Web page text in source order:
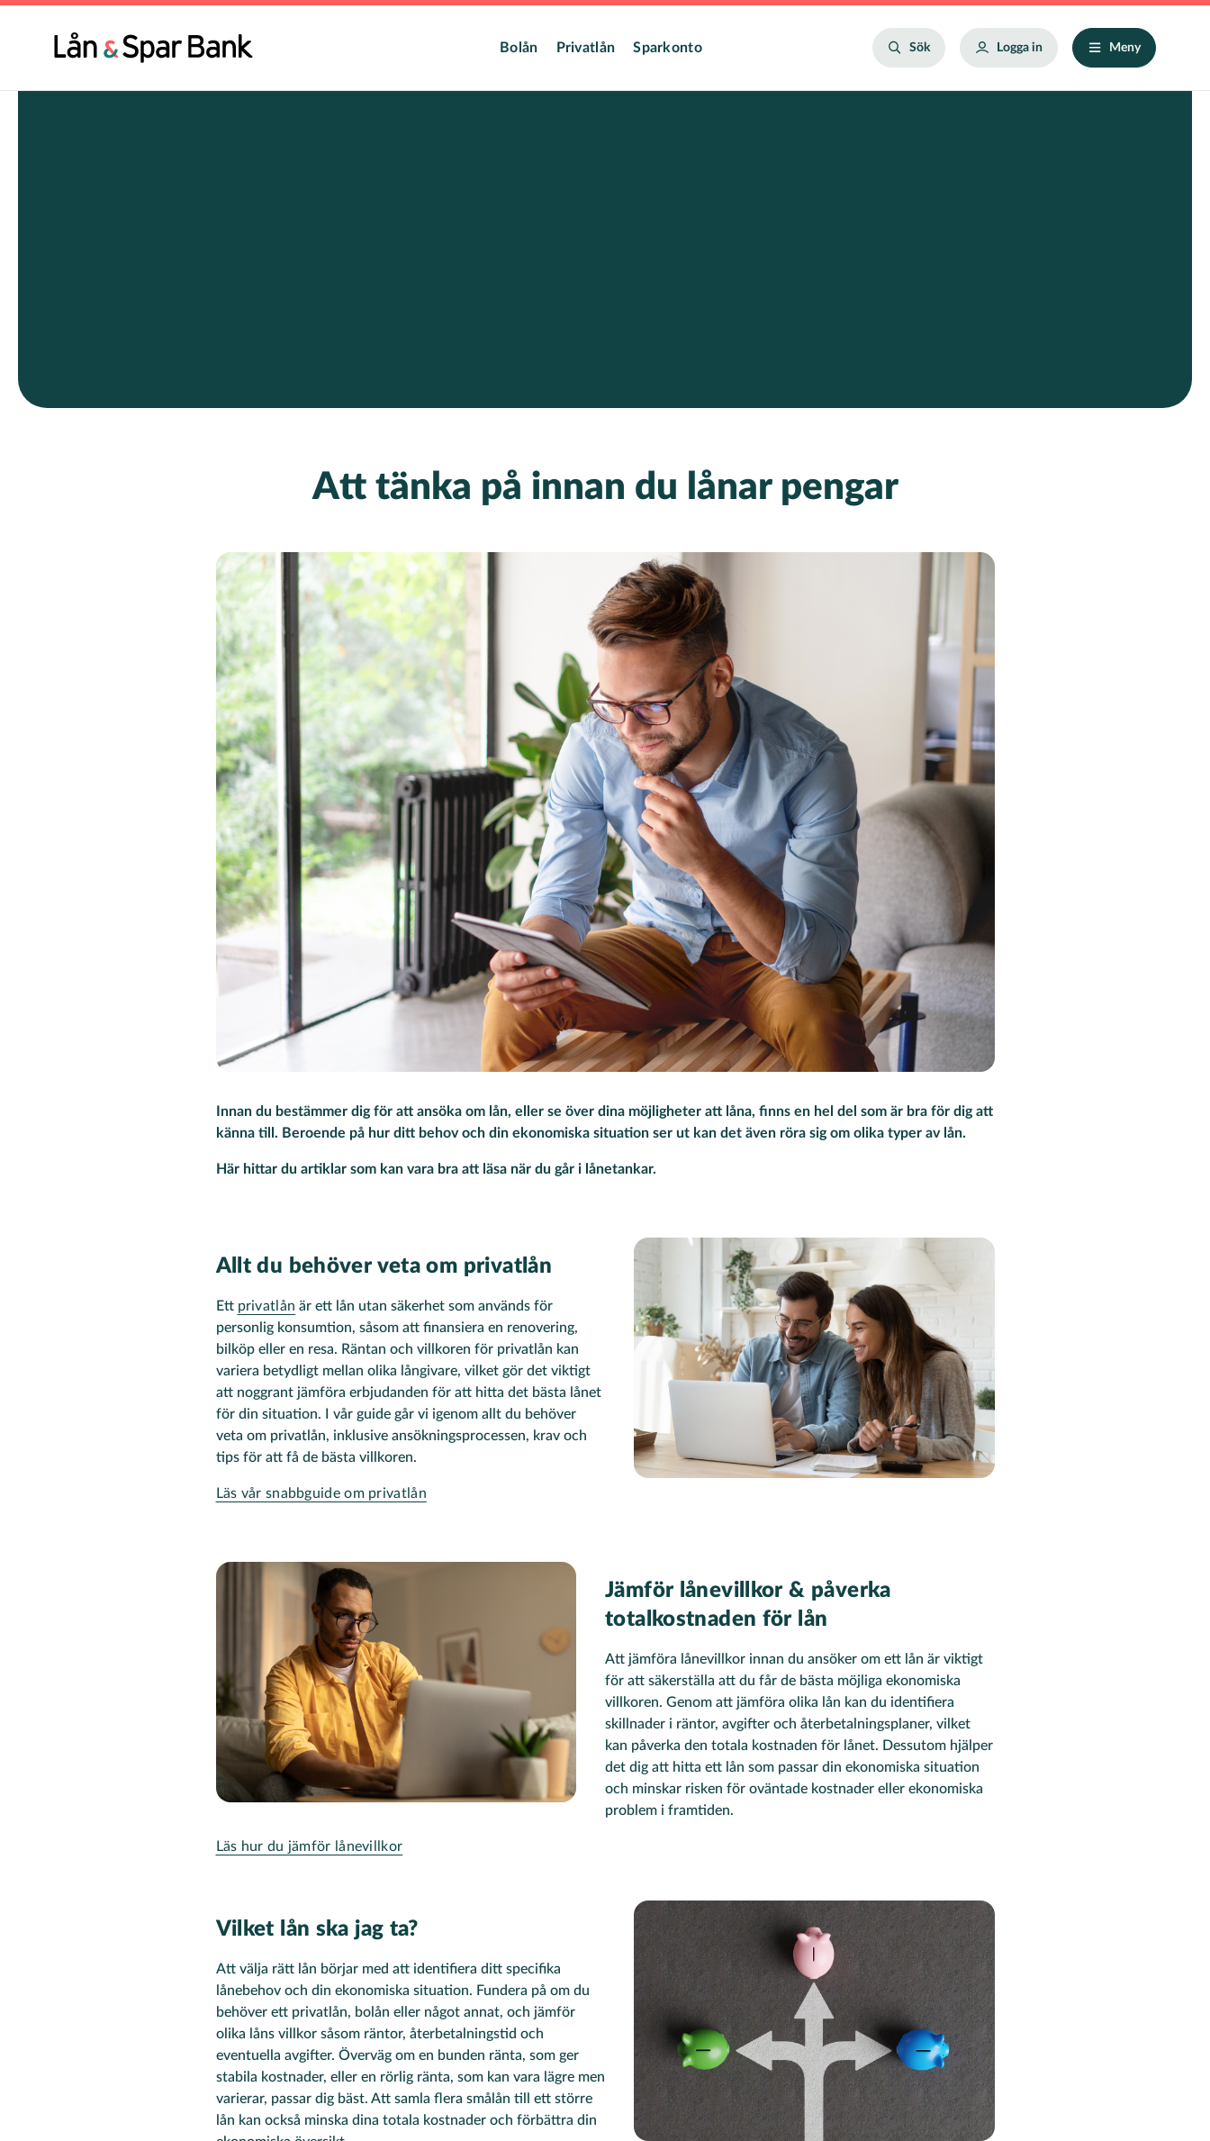
Hoppa
huvudinnehåll
Bolån Privatlån Sparkonto
Search
Sök
Logga in Meny
Att tänka på innan du lånar pengar
Innan du bestämmer dig för att ansöka om lån, eller se över dina möjligheter att låna, finns en hel del som är bra för dig att
känna till. Beroende på hur ditt behov och din ekonomiska situation ser ut kan det även röra sig om olika typer av lån.
Här hittar du artiklar som kan vara bra att läsa när du går i lånetankar.
Allt du behöver veta om privatlån
Ett privatlån är ett lån utan säkerhet som används för
personlig konsumtion, såsom att finansiera en renovering,
bilköp eller en resa. Räntan och villkoren för privatlån kan
variera betydligt mellan olika långivare, vilket gör det viktigt
att noggrant jämföra erbjudanden för att hitta det bästa lånet
för din situation. I vår guide går vi igenom allt du behöver
veta om privatlån, inklusive ansökningsprocessen, krav och
tips för att få de bästa villkoren.
Läs vår snabbguide om privatlån
Jämför lånevillkor & påverka
totalkostnaden för lån
Att jämföra lånevillkor innan du ansöker om ett lån är viktigt
för att säkerställa att du får de bästa möjliga ekonomiska
villkoren. Genom att jämföra olika lån kan du identifiera
skillnader i räntor, avgifter och återbetalningsplaner, vilket
kan påverka den totala kostnaden för lånet. Dessutom hjälper
det dig att hitta ett lån som passar din ekonomiska situation
och minskar risken för oväntade kostnader eller ekonomiska
problem i framtiden.
Läs hur du jämför lånevillkor
Vilket lån ska jag ta?
Att välja rätt lån börjar med att identifiera ditt specifika
lånebehov och din ekonomiska situation. Fundera på om du
behöver ett privatlån, bolån eller något annat, och jämför
olika låns villkor såsom räntor, återbetalningstid och
eventuella avgifter. Överväg om en bunden ränta, som ger
stabila kostnader, eller en rörlig ränta, som kan vara lägre men
varierar, passar dig bäst. Att samla flera smålån till ett större
lån kan också minska dina totala kostnader och förbättra din